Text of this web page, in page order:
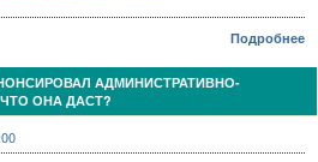
Подробнее
АДМИНИСТРАТИВНО-
ОНА ДАСТ?